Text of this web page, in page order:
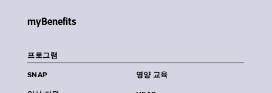
myBenefits
프로그램
SNAP 영양 교육